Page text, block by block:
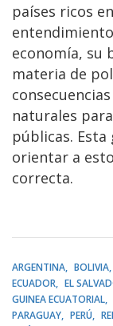
países ricos
economía, su
materia de
naturales
públicas.
orientar a
correcta.
ARGENTINA BOLIVIA
ECUADOR
EL
GUINEA ECUATORIAL
PARAGUAY
PERÚ